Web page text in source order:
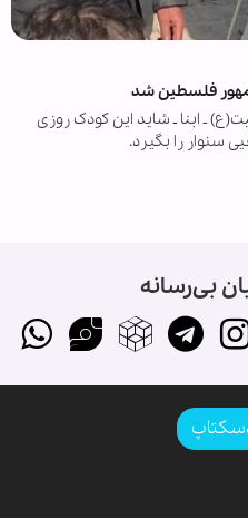
فلسطین شد
ـ ابنا ـ شاید این کودک روزی
را بگیرد.
بی‌رسانه